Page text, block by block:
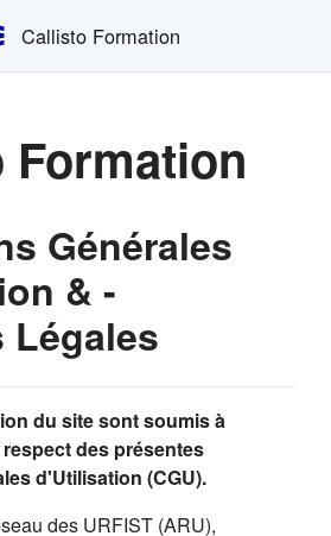
Callisto Formation
Générales
& -
Légales
du site sont soumis à
des présentes
d'Utilisation (CGU).
des URFIST (ARU),